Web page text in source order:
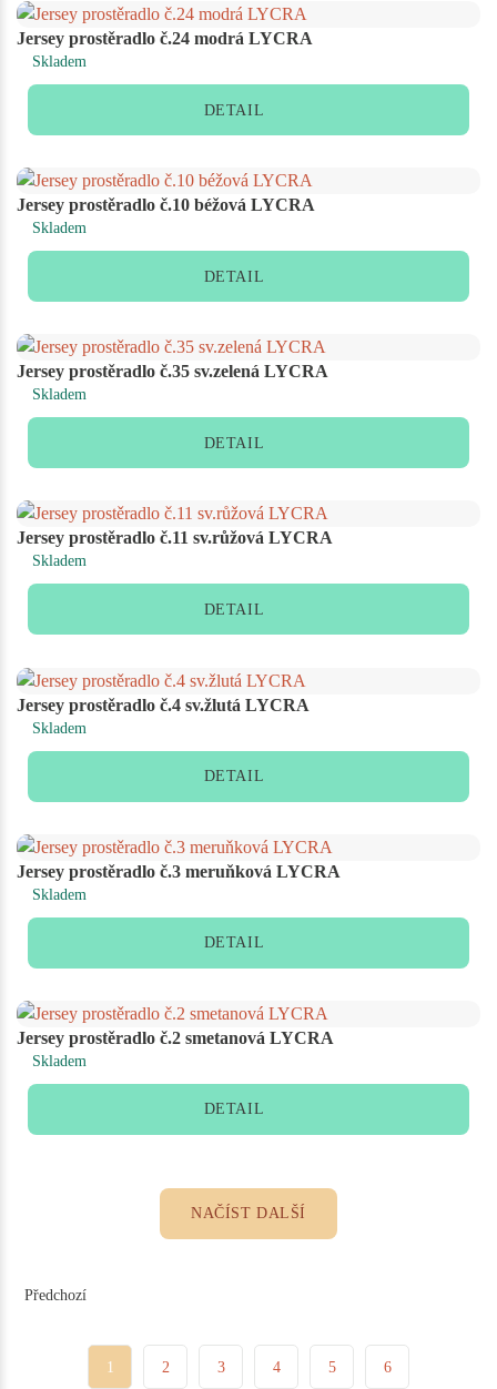
Jersey prostěradlo č.24 modrá LYCRA
Skladem
DETAIL
Jersey prostěradlo č.10 béžová LYCRA
Skladem
DETAIL
Jersey prostěradlo č.35 sv.zelená LYCRA
Skladem
DETAIL
Jersey prostěradlo č.11 sv.růžová LYCRA
Skladem
DETAIL
Jersey prostěradlo č.4 sv.žlutá LYCRA
Skladem
DETAIL
Jersey prostěradlo č.3 meruňková LYCRA
Skladem
DETAIL
Jersey prostěradlo č.2 smetanová LYCRA
Skladem
DETAIL
NAČÍST DALŠÍ
Předchozí
1 2 3 4 5 6